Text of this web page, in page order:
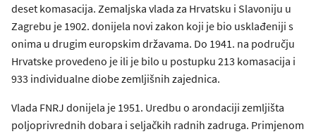
deset komasacija. Zemaljska vlada za Hrvatsku i Slavoniju u
Zagrebu je 1902. donijela novi zakon koji je bio usklađeniji s
onima u drugim europskim državama. Do 1941. na području
Hrvatske provedeno je ili je bilo u postupku 213 komasacija i
933 individualne diobe zemljišnih zajednica.
Vlada FNRJ donijela je 1951. Uredbu o arondaciji zemljišta
poljoprivrednih dobara i seljačkih radnih zadruga. Primjenom